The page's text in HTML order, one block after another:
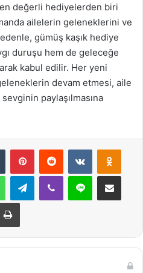
değerli hediyelerden biri
ailelerin geleneklerini ve
gümüş kaşık hediye
duruşu hem de geleceğe
kabul edilir. Her yeni
devam etmesi, aile
paylaşılmasına
Tumblr PinterestReddit VKontakte
WhatsAppTelegramViber Line E-Posta ile
Yazdır